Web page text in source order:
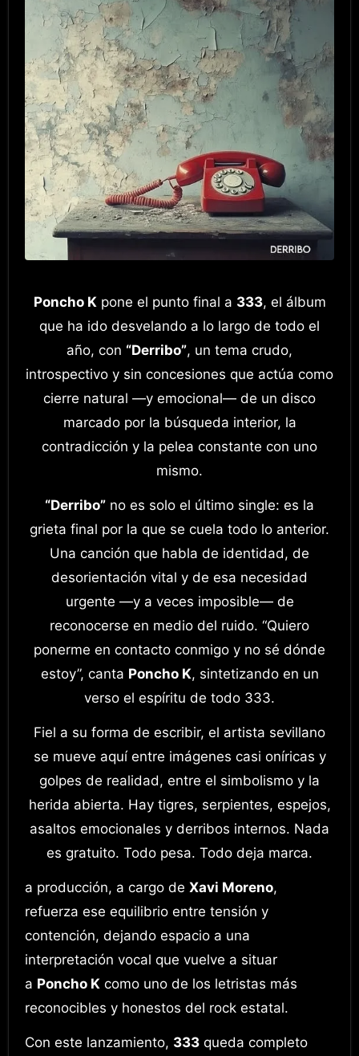
Poncho Kpone el punto final a 333, el álbum
que ha ido desvelando a lo largo de todo el
año, con “Derribo”, un tema crudo,
introspectivo y sin concesiones que actúa como
cierre natural —y emocional— de un disco
marcado por la búsqueda interior, la
contradicción y la pelea constante con uno
mismo.
“Derribo” no es solo el último single: es la
grieta final por la que se cuela todo lo anterior.
Una canción que habla de identidad, de
desorientación vital y de esa necesidad
urgente —y a veces imposible— de
reconocerse en medio del ruido. “Quiero
ponerme en contacto conmigo y no sé dónde
estoy”, canta Poncho K, sintetizando en un
verso el espíritu de todo 333.
Fiel a su forma de escribir, el artista sevillano
se mueve aquí entre imágenes casi oníricas y
golpes de realidad, entre el simbolismo y la
herida abierta. Hay tigres, serpientes, espejos,
asaltos emocionales y derribos internos. Nada
es gratuito. Todo pesa. Todo deja marca.
a producción, a cargo de Xavi Moreno,
refuerza ese equilibrio entre tensión y
contención, dejando espacio a una
interpretación vocal que vuelve a situar
a Poncho Kcomo uno de los letristas más
reconocibles y honestos del rock estatal.
Con este lanzamiento, 333queda completo